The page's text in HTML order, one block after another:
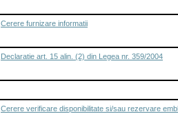
Cerere furnizare informatii
Declaratie art. 15 alin. (2) din Legea nr. 359/2004
Cerere verificare disponibilitate si/sau rezervare